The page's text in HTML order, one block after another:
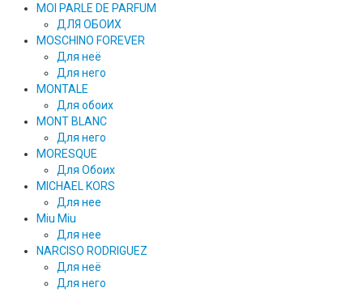
MOI PARLE DE PARFUM
ДЛЯ ОБОИХ
MOSCHINO FOREVER
Для неё
Для него
MONTALE
Для обоих
MONT BLANC
Для него
MORESQUE
Для Обоих
MICHAEL KORS
Для нее
Miu Miu
Для нее
NARCISO RODRIGUEZ
Для неё
Для него